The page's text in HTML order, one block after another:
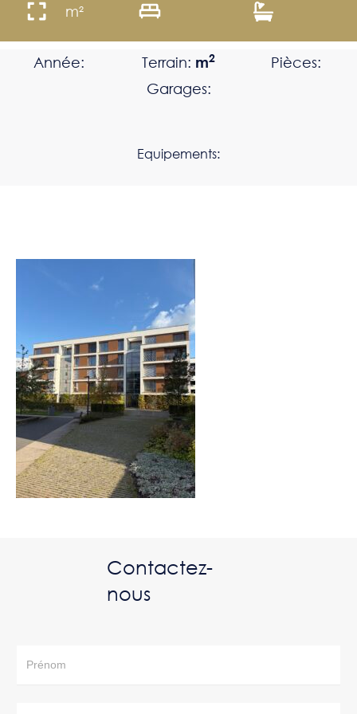
m²
Année: Terrain: m2
Pièces:
Garages:
Equipements:
Contactez-
nous